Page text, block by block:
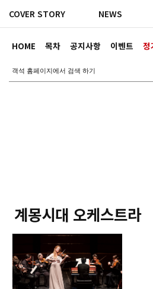
HOME 목차 공지사항 이벤트 정
COVER STORY NEWS
계몽시대 오케스트라